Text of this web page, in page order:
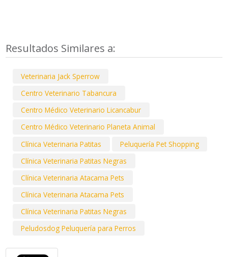
Resultados Similares a:
Veterinaria Jack Sperrow
Centro Veterinario Tabancura
Centro Médico Veterinario Licancabur
Centro Médico Veterinario Planeta Animal
Clínica Veterinaria Patitas
Peluquería Pet Shopping
Clínica Veterinaria Patitas Negras
Clínica Veterinaria Atacama Pets
Clínica Veterinaria Atacama Pets
Clínica Veterinaria Patitas Negras
Peludosdog Peluquería para Perros